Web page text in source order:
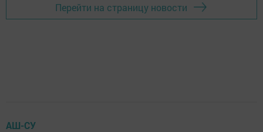
Перейти на страницу новости
АШ-СУ